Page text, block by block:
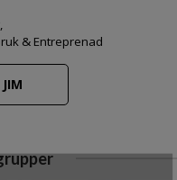
& Entreprenad